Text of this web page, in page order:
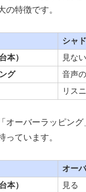
の特徴です。
シャ
本）
見ない
グ
音声
リス
オーバーラッピン
っています。
オー
本）
見る